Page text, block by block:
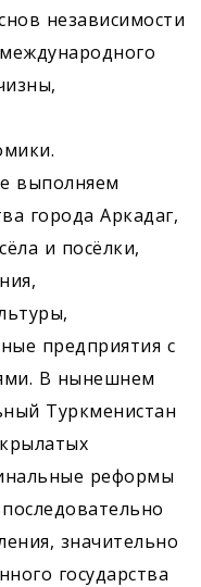
независимости
выполняем
города Аркадаг,
и посёлки,
предприятия с
В нынешнем
Туркменистан
реформы
значительно
государства